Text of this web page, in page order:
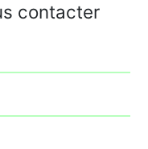
contacter